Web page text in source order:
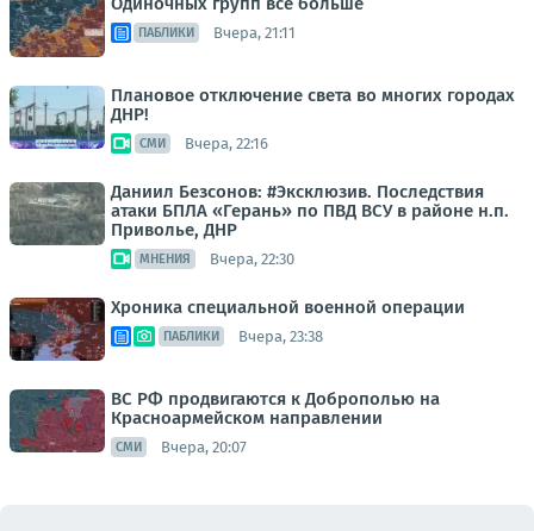
ПАБЛИКИ Вчера, 21:11
Плановое отключение света во многих городах
ДНР!
СМИ Вчера, 22:16
Даниил Безсонов: #Эксклюзив. Последствия
атаки БПЛА «Герань» по ПВД ВСУ в районе н.п.
Приволье, ДНР
МНЕНИЯ Вчера, 22:30
Хроника специальной военной операции
ПАБЛИКИ Вчера, 23:38
ВС РФ продвигаются к Доброполью на
Красноармейском направлении
СМИ Вчера, 20:07